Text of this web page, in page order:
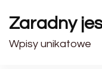
Zaradny
Wpisy unikatowe